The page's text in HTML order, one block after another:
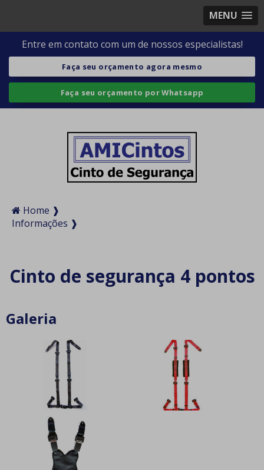
MENU
Entre em contato com um de nossos especialistas!
Faça seu orçamento agora mesmo
Faça seu orçamento por Whatsapp
Home ❱
Informações ❱
Cinto de segurança 4 pontos
Galeria